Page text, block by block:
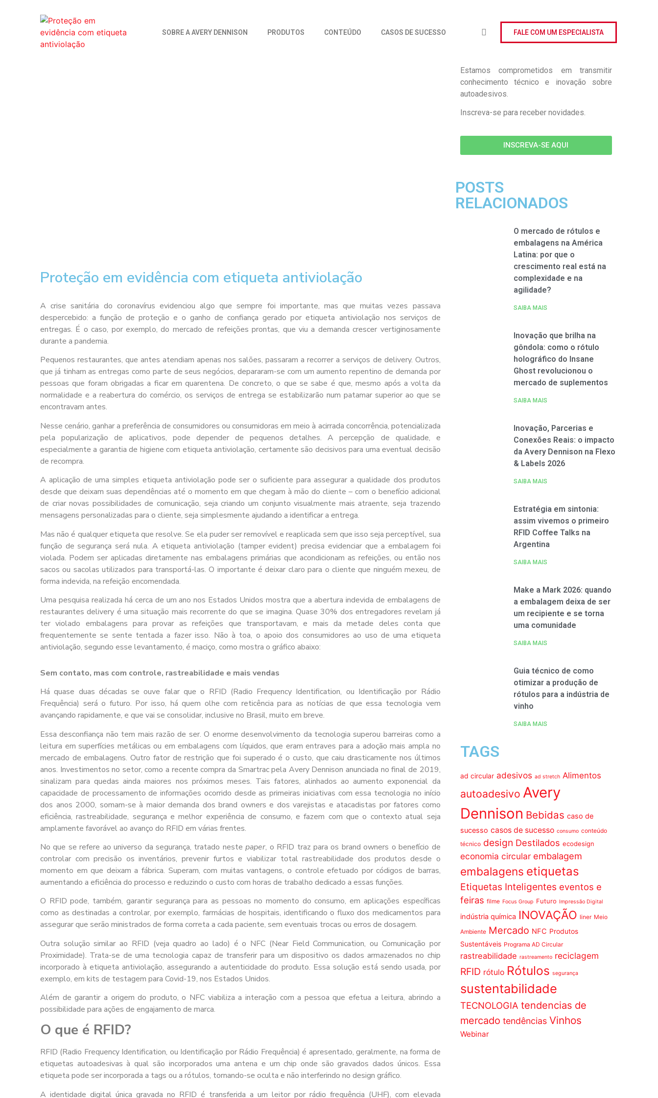
SOBRE A AVERY DENNISON PRODUTOS CONTEÚDO CASOS DE SUCESSO FALE COM UM ESPECIALISTA
Proteção em evidência com etiqueta antiviolação
A crise sanitária do coronavírus evidenciou algo que sempre foi importante, mas que muitas vezes passava
despercebido: a função de proteção e o ganho de confiança gerado poretiqueta antiviolação nos serviços de
entregas. É o caso, por exemplo, do mercado de refeições prontas, que viu a demanda crescer vertiginosamente
durante a pandemia.
Pequenos restaurantes, que antes atendiam apenas nos salões, passaram a recorrer a serviços de delivery. Outros,
que já tinham as entregas como parte de seus negócios, depararam-se com um aumento repentino de demanda por
pessoas que foram obrigadas a ficar em quarentena. De concreto, o que se sabe é que, mesmo após a volta da
normalidade e a reabertura do comércio, os serviços de entrega se estabilizarão num patamar superior ao que se
encontravam antes.
Nesse cenário, ganhar a preferência de consumidores ou consumidoras em meio à acirrada concorrência, potencializada
pela popularização de aplicativos, pode depender de pequenos detalhes. A percepção de qualidade, e
especialmente a garantia de higiene com etiqueta antiviolação, certamente são decisivos para uma eventual decisão
de recompra.
A aplicação de uma simples etiqueta antiviolação pode ser o suficiente para assegurar a qualidade dos produtos
desde que deixam suas dependências até o momento em que chegam à mão do cliente – com o benefício adicional
de criar novas possibilidades de comunicação, seja criando um conjunto visualmente mais atraente, seja trazendo
mensagens personalizadas para o cliente, seja simplesmente ajudando a identificar a entrega.
Mas não é qualquer etiqueta que resolve. Se ela puder ser removível e reaplicada sem que isso seja perceptível, sua
função de segurança será nula. Aetiqueta antiviolação (tamper evident) precisa evidenciar que a embalagem foi
violada. Podem ser aplicadas diretamente nas embalagens primárias que acondicionam as refeições, ou então nos
sacos ou sacolas utilizados para transportá-las. O importante é deixar claro para o cliente que ninguém mexeu, de
forma indevida, na refeição encomendada.
Uma pesquisa realizada há cerca de um ano nos Estados Unidos mostra que a abertura indevida de embalagens de
restaurantes delivery é uma situação mais recorrente do que se imagina. Quase 30% dos entregadores revelam já
ter violado embalagens para provar as refeições que transportavam, e mais da metade deles conta que
frequentemente se sente tentada a fazer isso. Não à toa, o apoio dos consumidores ao uso de uma etiqueta
antiviolação, segundo esse levantamento, é maciço, como mostra o gráfico abaixo:
Sem contato, mas com controle, rastreabilidade e mais vendas
Há quase duas décadas se ouve falar que o RFID (Radio Frequency Identification, ou Identificação por Rádio
Frequência) será o futuro. Por isso, há quem olhe com reticência para as notícias de que essa tecnologia vem
avançando rapidamente, e que vai se consolidar, inclusive no Brasil, muito em breve.
Essa desconfiança não tem mais razão de ser. O enorme desenvolvimento da tecnologia superou barreiras como a
leitura em superfícies metálicas ou em embalagens com líquidos, que eram entraves para a adoção mais ampla no
mercado de embalagens. Outro fator de restrição que foi superado é o custo, que caiu drasticamente nos últimos
anos. Investimentos no setor, como a recente compra da Smartrac pela Avery Dennison anunciada no final de 2019,
sinalizam para quedas ainda maiores nos próximos meses. Tais fatores, alinhados ao aumento exponencial da
capacidade de processamento de informações ocorrido desde as primeiras iniciativas com essa tecnologia no início
dos anos 2000, somam-se à maior demanda dos brand owners e dos varejistas e atacadistas por fatores como
eficiência, rastreabilidade, segurança e melhor experiência de consumo, e fazem com que o contexto atual seja
amplamente favorável ao avanço do RFID em várias frentes.
No que se refere ao universo da segurança, tratado nestepaper, o RFID traz para os brand owners o benefício de
controlar com precisão os inventários, prevenir furtos e viabilizar total rastreabilidade dos produtos desde o
momento em que deixam a fábrica. Superam, com muitas vantagens, o controle efetuado por códigos de barras,
aumentando a eficiência do processo e reduzindo o custo com horas de trabalho dedicado a essas funções.
O RFID pode, também, garantir segurança para as pessoas no momento do consumo, em aplicações específicas
como as destinadas a controlar, por exemplo, farmácias de hospitais, identificando o fluxo dos medicamentos para
assegurar que serão ministrados de forma correta a cada paciente, sem eventuais trocas ou erros de dosagem.
Outra solução similar ao RFID (veja quadro ao lado) é o NFC (Near Field Communication, ou Comunicação por
Proximidade). Trata-se de uma tecnologia capaz de transferir para um dispositivo os dados armazenados no chip
incorporado à etiqueta antiviolação, assegurando a autenticidade do produto. Essa solução está sendo usada, por
exemplo, em kits de testagem para Covid-19, nos Estados Unidos.
Além de garantir a origem do produto, o NFC viabiliza a interação com a pessoa que efetua a leitura, abrindo a
possibilidade para ações de engajamento de marca.
O que é RFID?
RFID (Radio Frequency Identification, ou Identificação por Rádio Frequência) é apresentado, geralmente, na forma de
etiquetas autoadesivas à qual são incorporados uma antena e um chip onde são gravados dados únicos. Essa
etiqueta pode ser incorporada a tags ou a rótulos, tornando-se oculta e não interferindo no design gráfico.
A identidade digital única gravada no RFID é transferida a um leitor por rádio frequência (UHF), com elevada
Estamos comprometidos em transmitir
conhecimento técnico e inovação sobre
autoadesivos.
Inscreva-se para receber novidades.
INSCREVA-SE AQUI
POSTS
RELACIONADOS
O mercado de rótulos e
embalagens na América
Latina: por que o
crescimento real está na
complexidade e na
agilidade?
SAIBA MAIS
Inovação que brilha na
gôndola: como o rótulo
holográfico do Insane
Ghost revolucionou o
mercado de suplementos
SAIBA MAIS
Inovação, Parcerias e
Conexões Reais: o impacto
da Avery Dennison na Flexo
& Labels 2026
SAIBA MAIS
Estratégia em sintonia:
assim vivemos o primeiro
RFID Coffee Talks na
Argentina
SAIBA MAIS
Make a Mark 2026: quando
a embalagem deixa de ser
um recipiente e se torna
uma comunidade
SAIBA MAIS
Guia técnico de como
otimizar a produção de
rótulos para a indústria de
vinho
SAIBA MAIS
TAGS
ad circular adesivos ad stretch Alimentos
autoadesivo Avery
Dennison Bebidas caso de
sucesso casos de sucesso consumo conteúdo
técnico design Destilados ecodesign
economia circular embalagem
embalagens etiquetas
Etiquetas Inteligentes eventos e
feiras filme Focus Group Futuro Impressão Digital
indústria química INOVAÇÃO liner Meio
Ambiente Mercado NFC Produtos
Sustentáveis Programa AD Circular
rastreabilidade rastreamento reciclagem
RFID rótulo Rótulos segurança
sustentabilidade
TECNOLOGIA tendencias de
mercado tendências Vinhos
Webinar